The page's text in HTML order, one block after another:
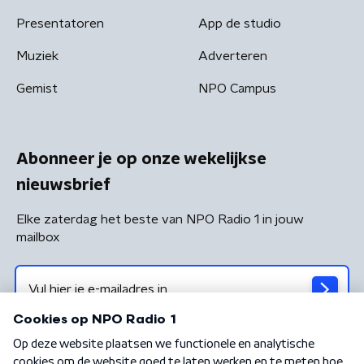
Presentatoren
Muziek
Gemist
App de studio
Adverteren
NPO Campus
Abonneer je op onze wekelijkse
nieuwsbrief
Elke zaterdag het beste van NPO Radio 1 in jouw
mailbox